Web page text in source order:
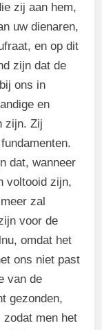
zij aan hem,
uw dienaren,
en op dit
zijn dat de
ons in
en
zijn. Zij
dat, wanneer
voltooid zijn,
zal
voor de
omdat het
ons niet past
van de
gezonden,
zodat men het